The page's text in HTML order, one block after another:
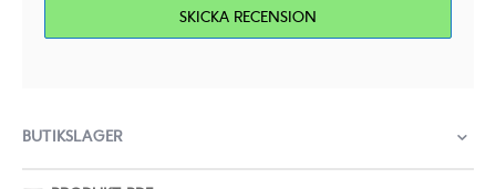
SKICKA RECENSION
BUTIKSLAGER